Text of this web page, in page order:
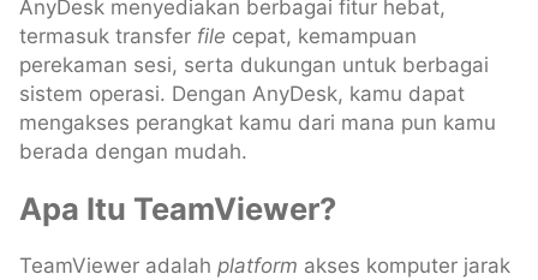
AnyDesk menyediakan berbagai fitur hebat,
termasuk transfer file cepat, kemampuan
perekaman sesi, serta dukungan untuk berbagai
sistem operasi. Dengan AnyDesk, kamu dapat
mengakses perangkat kamu dari mana pun kamu
berada dengan mudah.
Apa Itu TeamViewer?
TeamViewer adalah platform akses komputer jarak